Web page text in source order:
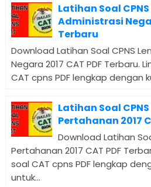
Latihan Soal
Administrasi
Terbaru
Download Latihan Soal CPNS
Negara 2017 CAT PDF Terbaru.
CAT cpns PDF lengkap dengan
Latihan Soal
Pertahanan 2017
Download Latihan
Pertahanan 2017 CAT PDF
soal CAT cpns PDF lengkap
untuk...